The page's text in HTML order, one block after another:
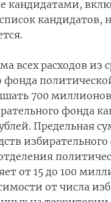
кандидатами,
кандидатов,
всех расходов из
фонда
700 миллионов
фонда
Предельная
от 15 до 100
от числа